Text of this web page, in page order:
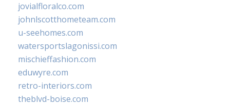
jovialfloralco.com
johnlscotthometeam.com
u-seehomes.com
watersportslagonissi.com
mischieffashion.com
eduwyre.com
retro-interiors.com
theblvd-boise.com